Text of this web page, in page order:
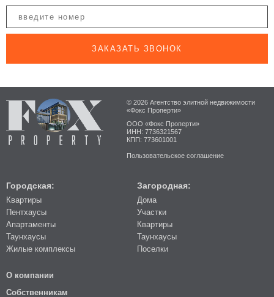
ЗАКАЗАТЬ ЗВОНОК
© 2026 Агентство элитной недвижимости
«Фокс Проперти»
ООО «Фокс Проперти»
ИНН: 7736321567
КПП: 773601001
Пользовательское соглашение
Городская:
Квартиры
Пентхаусы
Апартаменты
Таунхаусы
Жилые комплексы
Загородная:
Дома
Участки
Квартиры
Таунхаусы
Поселки
О компании
Собственникам